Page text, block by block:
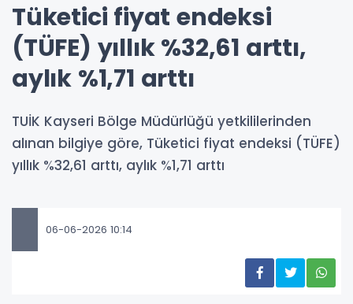
Tüketici fiyat endeksi
(TÜFE) yıllık %32,61 arttı,
aylık %1,71 arttı
TUİK Kayseri Bölge Müdürlüğü yetkililerinden
alınan bilgiye göre, Tüketici fiyat endeksi (TÜFE)
yıllık %32,61 arttı, aylık %1,71 arttı
06-06-2026 10:14